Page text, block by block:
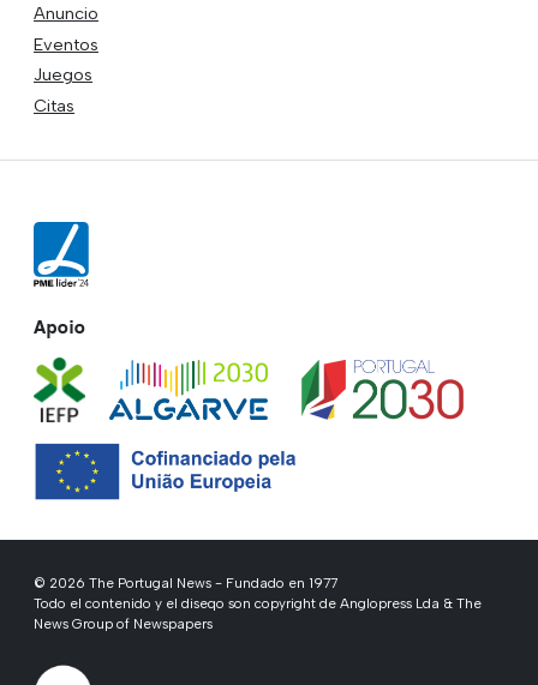
Anuncio
Eventos
Juegos
Citas
Apoio
© 2026 The Portugal News - Fundado en 1977
Todo el contenido y el diseqo son copyright de Anglopress Lda & The
News Group of Newspapers